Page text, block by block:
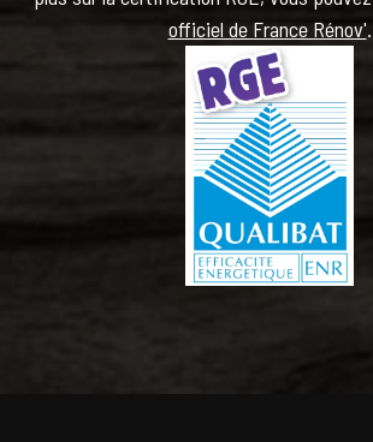
officiel de France Rénov'.